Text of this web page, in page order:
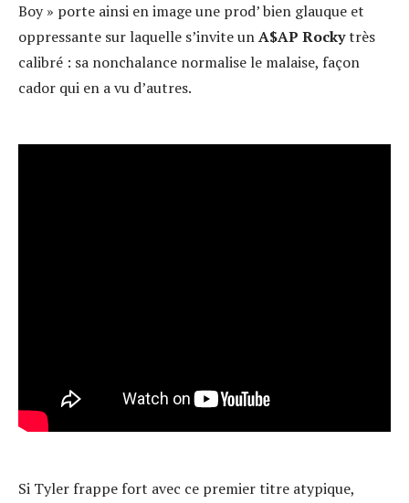
Boy » porte ainsi en image une prod’ bien glauque et
oppressante sur laquelle s’invite unA$AP Rockytrès
calibré : sa nonchalance normalise le malaise, façon
cador qui en a vu d’autres.
Si Tyler frappe fort avec ce premier titre atypique,